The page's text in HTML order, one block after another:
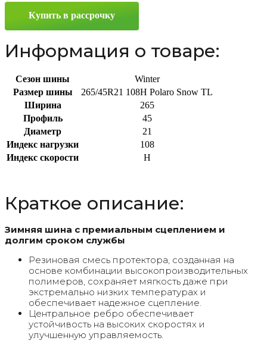
Купить в рассрочку
Информация о товаре:
Сезон шины
Winter
Размер шины
265/45R21 108H Polaro Snow TL
Ширина
265
Профиль
45
Диаметр
21
Индекс нагрузки
108
Индекс скорости
H
Краткое описание:
Зимняя шина с премиальным сцеплением и
долгим сроком службы
Резиновая смесь протектора, созданная на
основе комбинации высокопроизводительных
полимеров, сохраняет мягкость даже при
экстремально низких температурах и
обеспечивает надежное сцепление.
Центральное ребро обеспечивает
устойчивость на высоких скоростях и
улучшенную управляемость.